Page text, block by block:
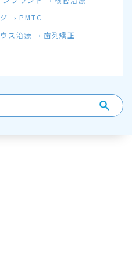
PMTC
ス治療
歯列矯正